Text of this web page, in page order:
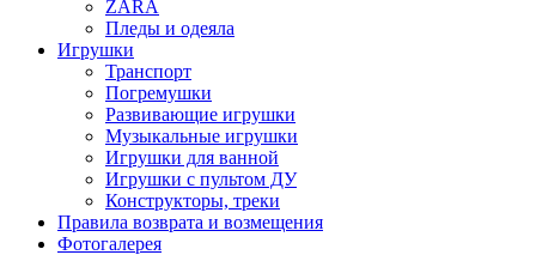
ZARA
Пледы и одеяла
Игрушки
Транспорт
Погремушки
Развивающие игрушки
Музыкальные игрушки
Игрушки для ванной
Игрушки с пультом ДУ
Конструкторы, треки
Правила возврата и возмещения
Фотогалерея